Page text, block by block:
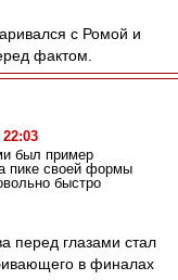
с Ромой и
фактом.
был пример
пике своей формы
быстро
перед глазами стал
в финалах